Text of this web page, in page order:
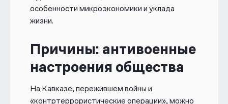
особенности микроэкономики и уклада
жизни.
Причины: антивоенные
настроения общества
На Кавказе, пережившем войны и
«контртеррористические операции», можно